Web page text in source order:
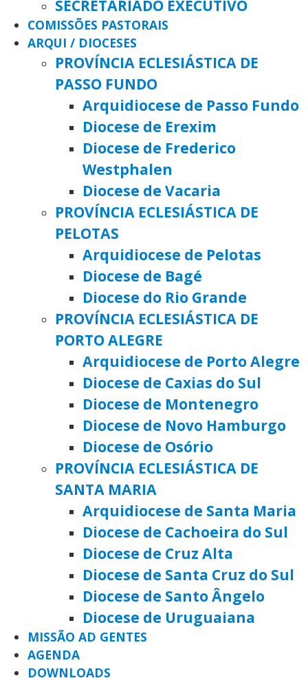
SECRETARIADO EXECUTIVO
COMISSÕES PASTORAIS
ARQUI / DIOCESES
PROVÍNCIA ECLESIÁSTICA DE
PASSO FUNDO
Arquidiocese de Passo Fundo
Diocese de Erexim
Diocese de Frederico
Westphalen
Diocese de Vacaria
PROVÍNCIA ECLESIÁSTICA DE
PELOTAS
Arquidiocese de Pelotas
Diocese de Bagé
Diocese do Rio Grande
PROVÍNCIA ECLESIÁSTICA DE
PORTO ALEGRE
Arquidiocese de Porto Alegre
Diocese de Caxias do Sul
Diocese de Montenegro
Diocese de Novo Hamburgo
Diocese de Osório
PROVÍNCIA ECLESIÁSTICA DE
SANTA MARIA
Arquidiocese de Santa Maria
Diocese de Cachoeira do Sul
Diocese de Cruz Alta
Diocese de Santa Cruz do Sul
Diocese de Santo Ângelo
Diocese de Uruguaiana
MISSÃO AD GENTES
AGENDA
DOWNLOADS